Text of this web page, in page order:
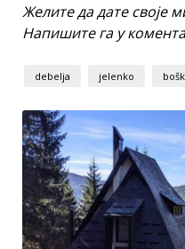
Желите да дате своје
Напишите га у
debelja jelenko